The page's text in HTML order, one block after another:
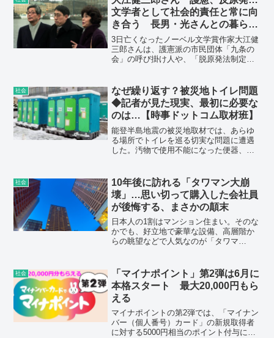
文学者として社会的責任と常に向
き合う 長男・光さんとの暮ら
し…人類の倫理と共生を問う作品
紡ぐ
3日亡くなったノーベル文学賞作家大江健
三郎さんは、護憲派の市民団体「九条の
会」の呼び掛け人や、「脱原発法制定全
晩年まで積極的に続けた。文学者として
の社会的責任と、常に向き合った人生だ
った。
社会
なぜ繰り返す？被災地トイレ問題
◆記者が見た現実、最初に必要な
のは…【時事ドットコム取材班】
能登半島地震の被災地取材では、あらゆ
る場所でトイレを巡る切実な問題に遭遇
した。汚物で使用不能になった便器、数
のたびに同じ問題が起きていたが、もう
これ以上繰り返さないためにはどうすれ
ばいいのか。
社会
10年後に訪れる「タワマン大崩
壊」…思い切って購入した会社員
が後悔する、まさかの顛末
日本人の1割はマンション住まい。そのな
かでも、好立地で豪華な設備、高層階か
らの眺望などで人気なのが「タワマ
は高所得者ですが、最近では「一生の一
度の大きな買い物なんだから……」と購
入に踏み切る、いわゆる普通の会社員も
多いとか。しかしせっかくの想いが崩れ
去ってしまうリスクがあるといいます。
社会
「マイナポイント」第2弾は6月に
本格スタート 最大20,000円もら
える
マイナポイントの第2弾では、「マイナン
バー（個人番号）カード」の新規取得者
に対する5000円相当のポイント付与に加